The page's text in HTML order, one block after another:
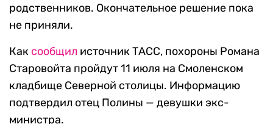
родственников. Окончательное решение пока
не приняли.
Как сообщил источник ТАСС, похороны Романа
Старовойта пройдут 11 июля на Смоленском
кладбище Северной столицы. Информацию
подтвердил отец Полины — девушки экс-
министра.